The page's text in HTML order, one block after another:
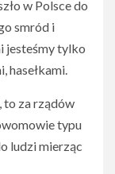
w Polsce do
smród i
jesteśmy tylko
hasełkami.
to za rządów
typu
ludzi mierząc